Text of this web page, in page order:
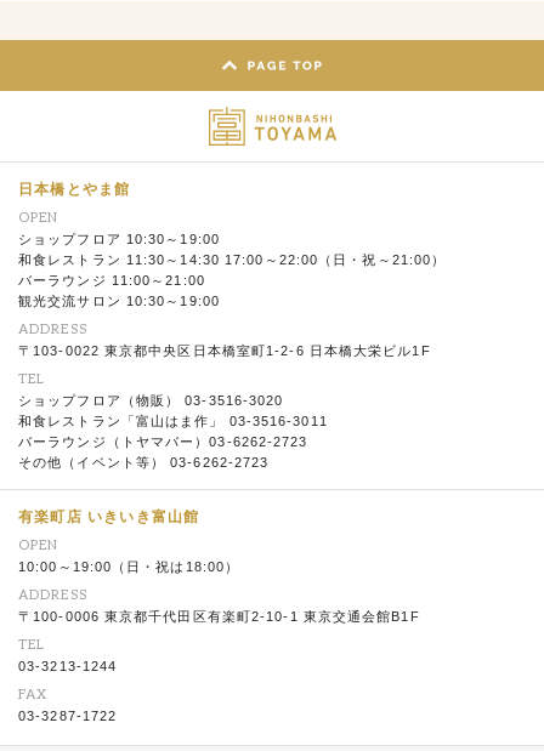
日本橋とやま館
OPEN
ショップフロア 10:30～19:00
和食レストラン 11:30～14:30 17:00～22:00（日・祝～21:00）
バーラウンジ 11:00～21:00
観光交流サロン 10:30～19:00
ADDRESS
〒103-0022 東京都中央区日本橋室町1-2-6 日本橋大栄ビル1F
TEL
ショップフロア（物販） 03-3516-3020
和食レストラン「富山はま作」 03-3516-3011
バーラウンジ（トヤマバー）03-6262-2723
その他（イベント等） 03-6262-2723
有楽町店 いきいき富山館
OPEN
10:00～19:00（日・祝は18:00）
ADDRESS
〒100-0006 東京都千代田区有楽町2-10-1 東京交通会館B1F
TEL
03-3213-1244
FAX
03-3287-1722